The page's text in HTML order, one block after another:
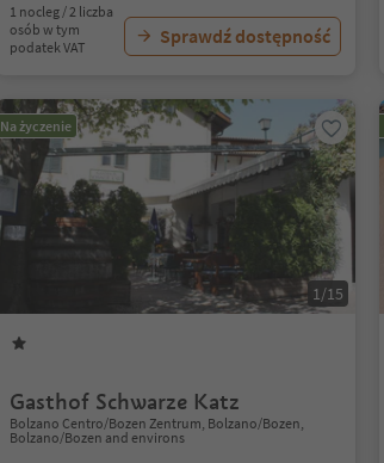
1 nocleg / 2 liczba
osób w tym
podatek VAT
Sprawdź dostępność
Na życzenie
1/15
Gasthof Schwarze Katz
Bolzano Centro/Bozen Zentrum, Bolzano/Bozen,
Bolzano/Bozen and environs